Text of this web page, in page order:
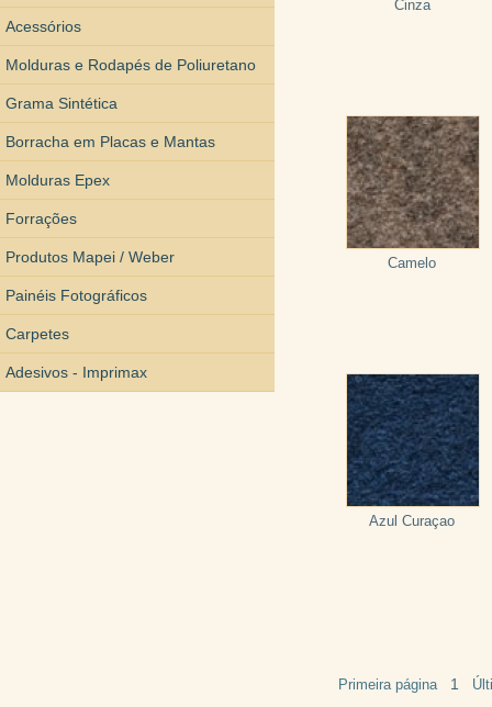
Acessórios
Molduras e Rodapés de Poliuretano
Grama Sintética
Borracha em Placas e Mantas
Molduras Epex
Forrações
Produtos Mapei / Weber
Painéis Fotográficos
Carpetes
Adesivos - Imprimax
Cinza
Camelo
Azul Curaçao
Primeira página 1